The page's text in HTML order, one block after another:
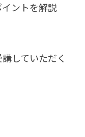
ントを解説
していただく